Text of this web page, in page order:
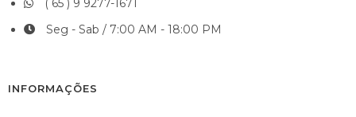
( 65 ) 9 9277-1671
Seg - Sab / 7:00 AM - 18:00 PM
INFORMAÇÕES